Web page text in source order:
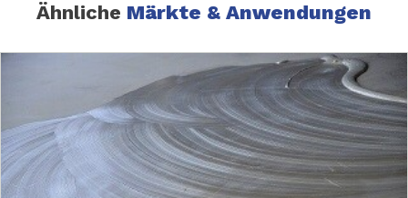
Ähnliche Märkte & Anwendungen